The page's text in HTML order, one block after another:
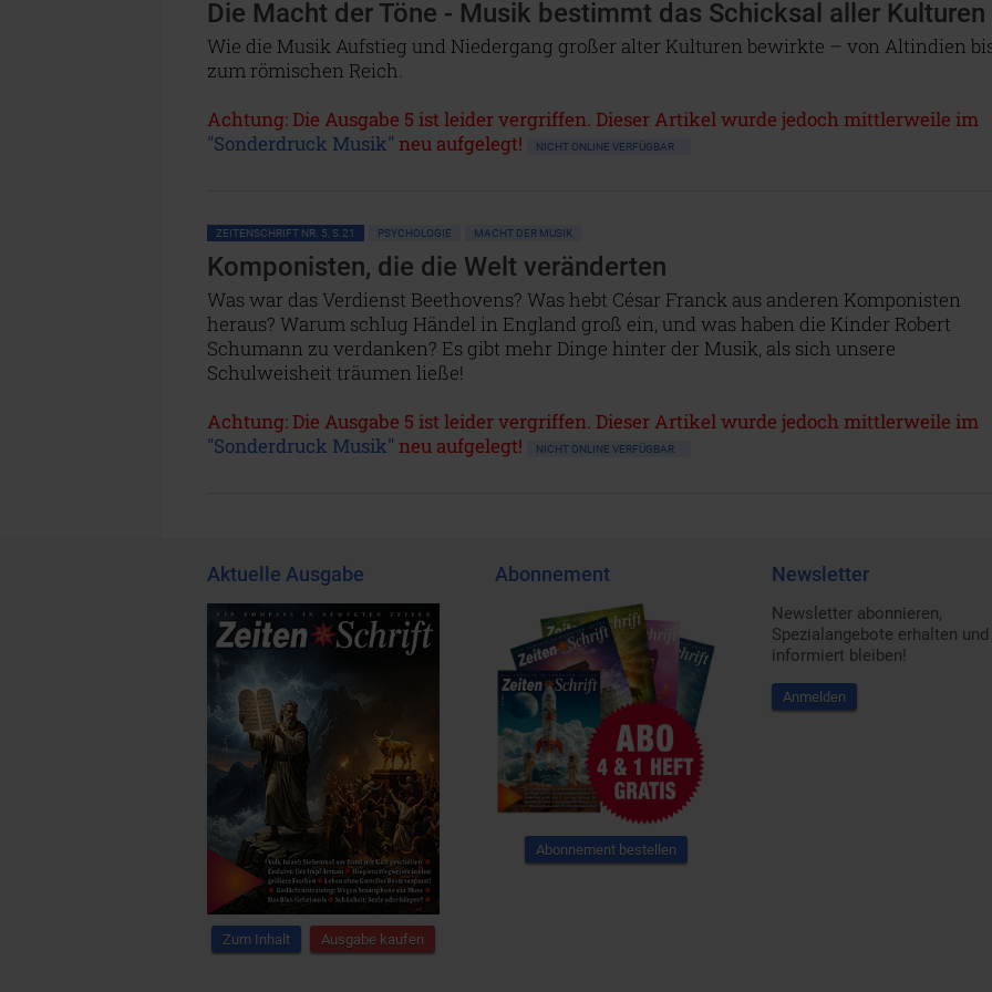
Die Macht der Töne - Musik bestimmt das Schicksal aller Kulturen
Wie die Musik Aufstieg und Niedergang großer alter Kulturen bewirkte – von Altindien
zum römischen Reich.
Achtung: Die Ausgabe 5 ist leider vergriffen. Dieser Artikel wurde jedoch mittlerweile im
"Sonderdruck Musik" neu aufgelegt! NICHT ONLINE VERFÜGBAR
ZEITENSCHRIFT NR. 5, S.21 PSYCHOLOGIE MACHT DER MUSIK
Komponisten, die die Welt veränderten
Was war das Verdienst Beethovens? Was hebt César Franck aus anderen Komponisten
heraus? Warum schlug Händel in England groß ein, und was haben die Kinder Robert
Schumann zu verdanken? Es gibt mehr Dinge hinter der Musik, als sich unsere
Schulweisheit träumen ließe!
Achtung: Die Ausgabe 5 ist leider vergriffen. Dieser Artikel wurde jedoch mittlerweile im
"Sonderdruck Musik" neu aufgelegt! NICHT ONLINE VERFÜGBAR
Aktuelle Ausgabe
Zum Inhalt Ausgabe kaufen
Abonnement
Abonnement bestellen
Newsletter
Newsletter abonnieren,
Spezialangebote erhalten und
informiert bleiben!
Anmelden